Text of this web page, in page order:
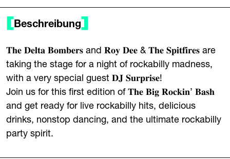
Beschreibung
𝐓𝐡𝐞 𝐃𝐞𝐥𝐭𝐚 𝐁𝐨𝐦𝐛𝐞𝐫𝐬 and 𝐑𝐨𝐲 𝐃𝐞𝐞 & 𝐓𝐡𝐞 𝐒𝐩𝐢𝐭𝐟𝐢𝐫𝐞𝐬 are
taking the stage for a night of rockabilly madness,
with a very special guest 𝐃𝐉 𝐒𝐮𝐫𝐩𝐫𝐢𝐬𝐞!
Join us for this first edition of 𝐓𝐡𝐞 𝐁𝐢𝐠 𝐑𝐨𝐜𝐤𝐢𝐧’ 𝐁𝐚𝐬𝐡
and get ready for live rockabilly hits, delicious
drinks, nonstop dancing, and the ultimate rockabilly
party spirit.